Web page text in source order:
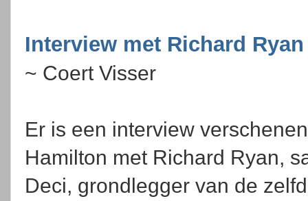
Interview met Richard Ryan
~ Coert Visser
Er is een interview
Hamilton met Richard Ryan,
Deci, grondlegger van de